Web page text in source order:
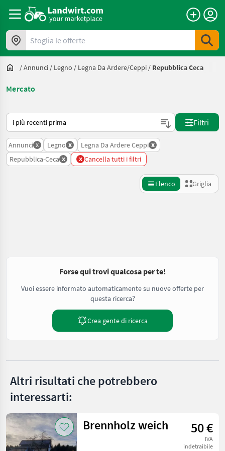
Sfoglia le offerte
/Annunci / Legno / Legna Da Ardere/ceppi / Repubblica Ceca
Mercato
Ecco come viene ordinato su Landwirt.com
Filtri
Annunci x Legno x Legna Da Ardere Ceppi x
Repubblica-Ceca x x Cancella tutti i filtri
Elenco Griglia
Forse qui trovi qualcosa per te!
Vuoi essere informato automaticamente su nuove offerte per
questa ricerca?
Crea gente di ricerca
Altri risultati che potrebbero
interessarti:
Brennholz weich 50 €
IVA
indetraibile